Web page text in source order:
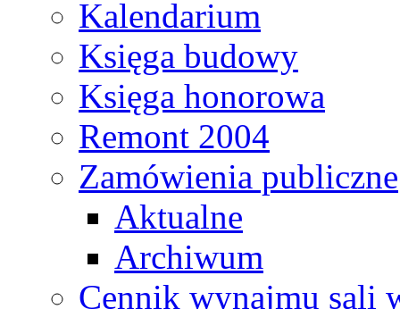
Kalendarium
Księga budowy
Księga honorowa
Remont 2004
Zamówienia publiczne
Aktualne
Archiwum
Cennik wynajmu sali